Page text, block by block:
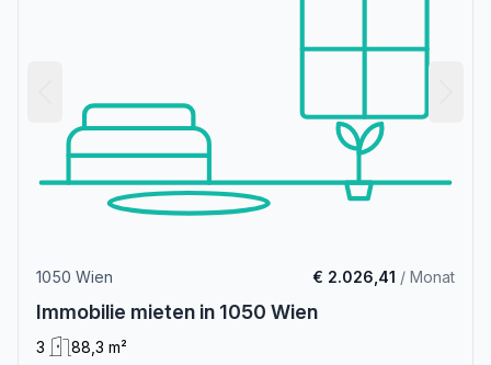
1050 Wien € 2.026,41 / Monat
Immobilie mieten in 1050 Wien
3
88,3 m²